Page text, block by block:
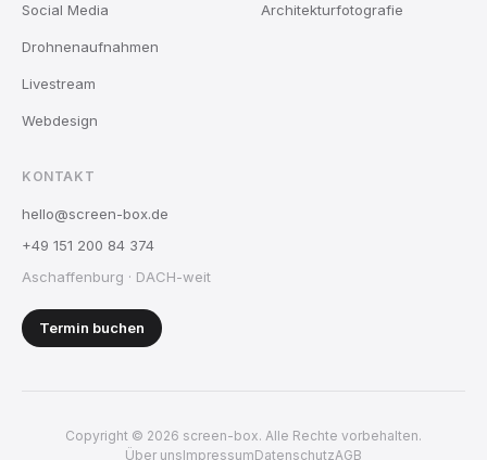
Social Media
Drohnenaufnahmen
Livestream
Webdesign
Architekturfotografie
KONTAKT
hello@screen-box.de
+49 151 200 84 374
Aschaffenburg · DACH-weit
Termin buchen
Copyright © 2026 screen-box. Alle Rechte vorbehalten.
Über unsImpressumDatenschutzAGB